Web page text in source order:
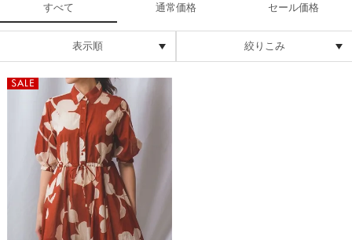
すべて 通常価格 セール価格
表示順 絞りこみ